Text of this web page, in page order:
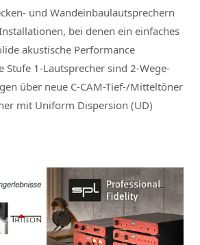
und Wandeinbaulautsprechern
bei denen ein einfaches
akustische Performance
Stufe 1-Lautsprecher sind 2-Wege-
über neue C-CAM-Tief-/Mitteltöner
mit Uniform Dispersion (UD)